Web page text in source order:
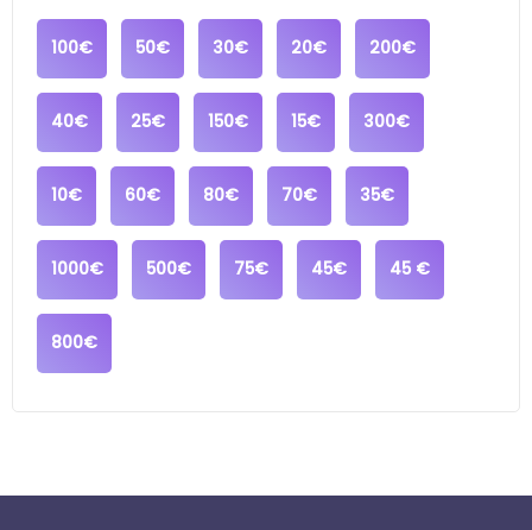
100€ 50€ 30€ 20€ 200€
40€ 25€ 150€ 15€ 300€
10€ 60€ 80€ 70€ 35€
1000€ 500€ 75€ 45€ 45 €
800€